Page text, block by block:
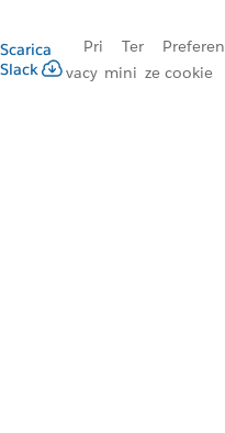
Scarica
Slack
Pri
vacy
Ter
mini
Preferen
ze cookie